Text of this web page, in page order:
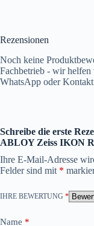
Rezensionen
Noch keine
Fachbetrieb - wir
WhatsApp oder
Schreibe die erste
ABLOY Zeiss IKON
Ihre E-Mail-Adresse
Felder sind mit *
IHRE BEWERTUNG *
Name *